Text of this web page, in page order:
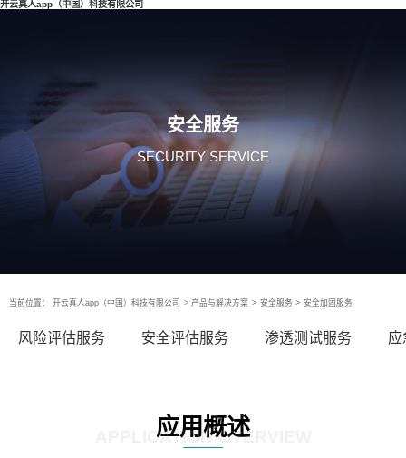
开云真人app（中国）科技有限公司
安全服务
SECURITY SERVICE
当前位置： 开云真人app（中国）科技有限公司 > 产品与解决方案 > 安全服务 > 安全加固服务
风险评估服务 安全评估服务 渗透测试服务 应
应用概述
APPLICATION OVERVIEW